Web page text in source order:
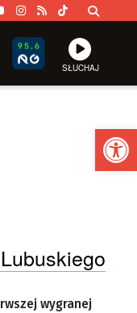
SŁUCHAJ
wygranej